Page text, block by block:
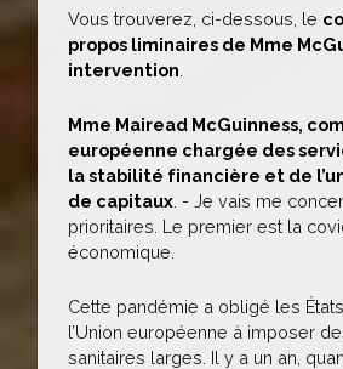
Vous trouverez, ci-dessous, le
propos liminaires de Mme
intervention
Mme Mairead McGuinness,
européenne chargée des
la stabilité financière et de
de capitaux . - Je vais me
prioritaires. Le premier est la
économique.
Cette pandémie a obligé les
l’Union européenne à imposer
sanitaires larges. Il y a un an,